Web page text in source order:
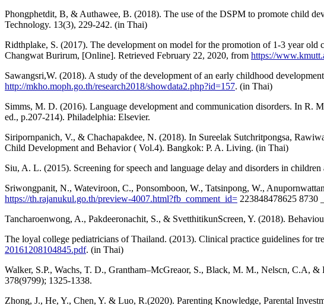
Phongphetdit, B, & Authawee, B. (2018). The use of the DSPM to promote child
Technology. 13(3), 229-242. (in Thai)
Ridthplake, S. (2017). The development on model for the promotion of 1-3 year
Changwat Burirum, [Online]. Retrieved February 22, 2020, from https://
Sawangsri,W. (2018). A study of the development of an early childhood
http://mkho.moph.go.th/research2018/showdata2.php?id=157. (in Thai)
Simms, M. D. (2016). Language development and communication disorders. In R.
ed., p.207-214). Philadelphia: Elsevier.
Siripornpanich, V., & Chachapakdee, N. (2018). In Sureelak Sutchritpongsa,
Child Development and Behavior ( Vol.4). Bangkok: P. A. Living. (in Thai)
Siu, A. L. (2015). Screening for speech and language delay and disorders in
Sriwongpanit, N., Wateviroon, C., Ponsomboon, W., Tatsinpong, W.,
https://th.rajanukul.go.th/preview-4007.html?fb_comment_id= 223848478625 8730
Tancharoenwong, A., Pakdeeronachit, S., & SvetthitikunScreen, Y. (2018).
The loyal college pediatricians of Thailand. (2013). Clinical practice guidelines for
20161208104845.pdf. (in Thai)
Walker, S.P., Wachs, T. D., Grantham–McGreaor, S., Black, M. M., Nelscn, C.A,
378(9799); 1325-1338.
Zhong, J., He, Y., Chen, Y. & Luo, R.(2020). Parenting Knowledge, Parental